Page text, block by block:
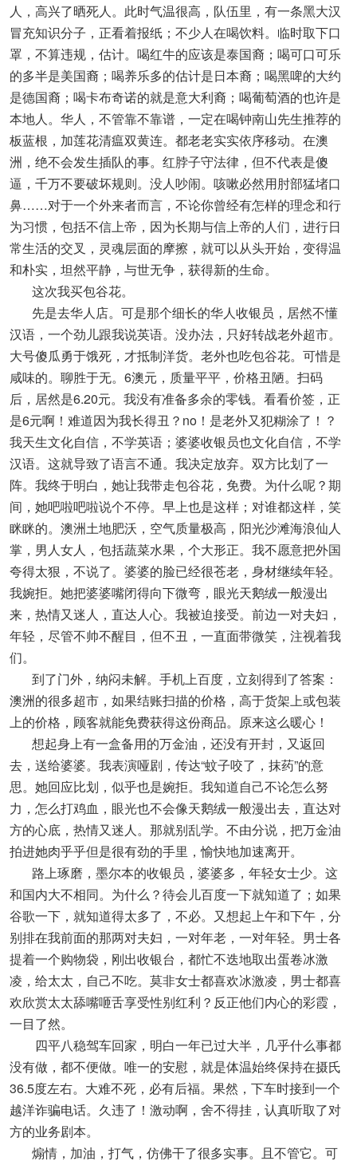
人，高兴了晒死人。此时气温很高，队伍里，有一条黑大汉
冒充知识分子，正看着报纸；不少人在喝饮料。临时取下口
罩，不算违规，估计。喝红牛的应该是泰国裔；喝可口可乐
的多半是美国裔；喝养乐多的估计是日本裔；喝黑啤的大约
是德国裔；喝卡布奇诺的就是意大利裔；喝葡萄酒的也许是
本地人。华人，不管靠不靠谱，一定在喝钟南山先生推荐的
板蓝根，加莲花清瘟双黄连。都老老实实依序移动。在澳
洲，绝不会发生插队的事。红脖子守法律，但不代表是傻
逼，千万不要破坏规则。没人吵闹。咳嗽必然用肘部猛堵口
鼻……对于一个外来者而言，不论你曾经有怎样的理念和行
为习惯，包括不信上帝，因为长期与信上帝的人们，进行日
常生活的交叉，灵魂层面的摩擦，就可以从头开始，变得温
和朴实，坦然平静，与世无争，获得新的生命。
这次我买包谷花。
先是去华人店。可是那个细长的华人收银员，居然不懂
汉语，一个劲儿跟我说英语。没办法，只好转战老外超市。
大号傻瓜勇于饿死，才抵制洋货。老外也吃包谷花。可惜是
咸味的。聊胜于无。6澳元，质量平平，价格丑陋。扫码
后，居然是6.20元。我没有准备多余的零钱。看看价签，正
是6元啊！难道因为我长得丑？no！是老外又犯糊涂了！？
我天生文化自信，不学英语；婆婆收银员也文化自信，不学
汉语。这就导致了语言不通。我决定放弃。双方比划了一
阵。我终于明白，她让我带走包谷花，免费。为什么呢？期
间，她吧啦吧啦说个不停。早上也是这样；对谁都这样，笑
眯眯的。澳洲土地肥沃，空气质量极高，阳光沙滩海浪仙人
掌，男人女人，包括蔬菜水果，个大形正。我不愿意把外国
夸得太狠，不说了。婆婆的脸已经很苍老，身材继续年轻。
我婉拒。她把婆婆嘴闭得向下微弯，眼光天鹅绒一般漫出
来，热情又迷人，直达人心。我被迫接受。前边一对夫妇，
年轻，尽管不帅不醒目，但不丑，一直面带微笑，注视着我
们。
到了门外，纳闷未解。手机上百度，立刻得到了答案：
澳洲的很多超市，如果结账扫描的价格，高于货架上或包装
上的价格，顾客就能免费获得这份商品。原来这么暖心！
想起身上有一盒备用的万金油，还没有开封，又返回
去，送给婆婆。我表演哑剧，传达“蚊子咬了，抹药”的意
思。她回应比划，似乎也是婉拒。我知道自己不论怎么努
力，怎么打鸡血，眼光也不会像天鹅绒一般漫出去，直达对
方的心底，热情又迷人。那就别乱学。不由分说，把万金油
拍进她肉乎乎但是很有劲的手里，愉快地加速离开。
路上琢磨，墨尔本的收银员，婆婆多，年轻女士少。这
和国内大不相同。为什么？待会儿百度一下就知道了；如果
谷歌一下，就知道得太多了，不必。又想起上午和下午，分
别排在我前面的那两对夫妇，一对年老，一对年轻。男士各
提着一个购物袋，刚出收银台，都忙不迭地取出蛋卷冰激
凌，给太太，自己不吃。莫非女士都喜欢冰激凌，男士都喜
欢欣赏太太舔嘴咂舌享受性别红利？反正他们内心的彩霞，
一目了然。
四平八稳驾车回家，明白一年已过大半，几乎什么事都
没有做，都不便做。唯一的安慰，就是体温始终保持在摄氏
36.5度左右。大难不死，必有后福。果然，下车时接到一个
越洋诈骗电话。久违了！激动啊，舍不得挂，认真听取了对
方的业务剧本。
煽情，加油，打气，仿佛干了很多实事。且不管它。可